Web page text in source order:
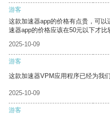
游客
这款加速器app的价格有点贵，可
速器app的价格应该在50元以下才比
2025-10-09
游客
这款加速器VPM应用程序已经为我
2025-10-09
游客